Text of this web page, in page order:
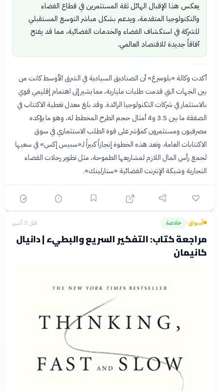
يعكس هذا الإقبال الهائل ثقة المستثمرين في قطاع الفضاء
والتكنولوجيا المتقدمة، ويدعم بشكل مباشر التوسع المستقبلي
للشركة في استكشاف الفضاء والخدمات الفضائية، مما قد يفتح
آفاقاً جديدة للاقتصاد العالمي.
أكدت وكالة «بلومبرغ» أن الصناديق السيادية في الشرق الأوسط كانت من
بين الجهات التي قدمت طلبات مليارية، مما يشير إلى اهتمام إقليمي قوي
بالاستثمار في شركات التكنولوجيا الرائدة. وقد بلغ معدل تغطية الاكتتاب في
الصفقة ما بين 3.5 و4 أمثال حجم الطرح المخطط له، وهو ما يؤكده
مصرفيون ومستثمرون كمؤشر على قوة الطلب الاستثماري في سوق
الاكتتابات العامة. وتعد هذه الخطوة إنجازاً كبيراً لـ«سبيس إكس» في سعيها
لجمع رأس المال اللازم لمشاريعها الطموحة، مثل تطوير رحلات الفضاء
التجارية وشبكة الإنترنت الفضائية «ستارلينك».
أسواق› خلاصة قبل 3 أشهر
مراجعة كتاب: التفكير السريع والبطيء | دانيال
كانيمان